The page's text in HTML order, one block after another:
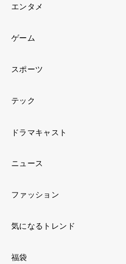
エンタメ
ゲーム
スポーツ
テック
ドラマキャスト
ニュース
ファッション
気になるトレンド
福袋